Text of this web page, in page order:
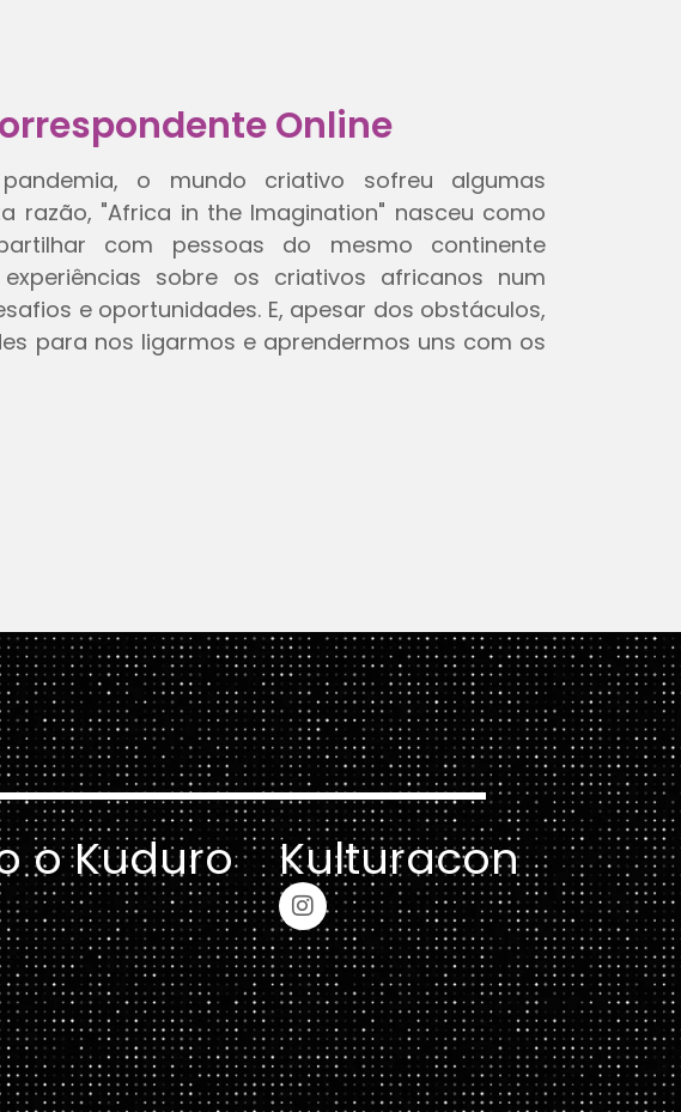
Online
o mundo criativo sofreu algumas
razão, "Africa in the Imagination" nasceu como
com pessoas do mesmo continente
sobre os criativos africanos num
e oportunidades. E, apesar dos obstáculos,
para nos ligarmos e aprendermos uns com os
o Kuduro Kulturacon